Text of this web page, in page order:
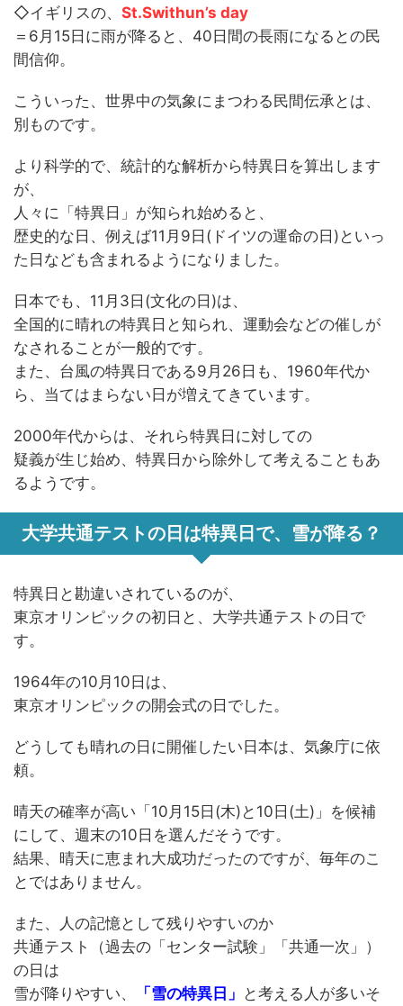
◇イギリスの、 St.Swithun’s day
＝6月15日に雨が降ると、40日間の長雨になるとの民
間信仰。
こういった、世界中の気象にまつわる民間伝承とは、
別ものです。
より科学的で、統計的な解析から特異日を算出します
が、
人々に「特異日」が知られ始めると、
歴史的な日、例えば11月9日(ドイツの運命の日)といっ
た日なども含まれるようになりました。
日本でも、11月3日(文化の日)は、
全国的に晴れの特異日と知られ、運動会などの催しが
なされることが一般的です。
また、台風の特異日である9月26日も、1960年代か
ら、当てはまらない日が増えてきています。
2000年代からは、それら特異日に対しての
疑義が生じ始め、特異日から除外して考えることもあ
るようです。
大学共通テストの日は特異日で、雪が降る？
特異日と勘違いされているのが、
東京オリンピックの初日と、大学共通テストの日で
す。
1964年の10月10日は、
東京オリンピックの開会式の日でした。
どうしても晴れの日に開催したい日本は、気象庁に依
頼。
晴天の確率が高い「10月15日(木)と10日(土)」を候補
にして、週末の10日を選んだそうです。
結果、晴天に恵まれ大成功だったのですが、毎年のこ
とではありません。
また、人の記憶として残りやすいのか
共通テスト（過去の「センター試験」「共通一次」）
の日は
雪が降りやすい、
「雪の特異日」 と考える人が多いそ